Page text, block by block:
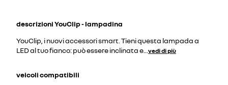
descrizioniYouClip - lampadina
YouClip, i nuovi accessori smart. Tieni questa lampada a
LED al tuo fianco: può essere inclinata e vedi di più
veicoli compatibili